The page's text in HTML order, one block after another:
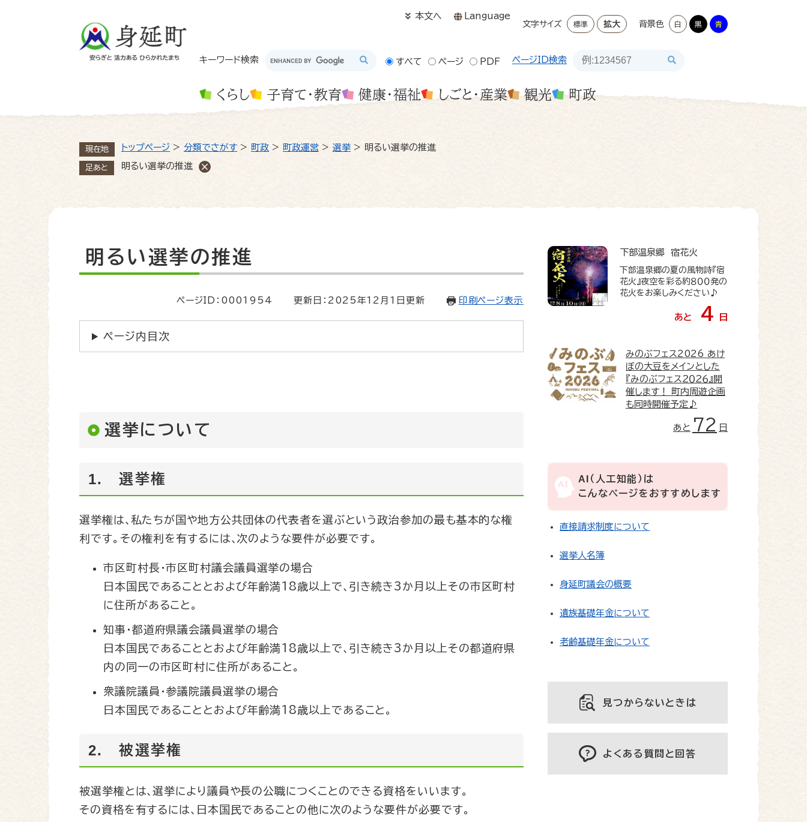
本文へ Language
文字サイズ 標準 拡大 背景色 白 黒 青
キーワード検索 すべて ページ PDF ページID検索
くらし 子育て・教育 健康・福祉 しごと・産業 観光 町政
現在地 トップページ > 分類でさがす > 町政 > 町政運営 > 選挙 > 明るい選挙の推進
足あと 明るい選挙の推進
本
文
明るい選挙の推進
ページID：0001954 更新日：2025年12月1日更新 印刷ページ表示
ページ内目次
選挙について
1. 選挙権
選挙権は､私たちが国や地方公共団体の代表者を選ぶという政治参加の最も基本的な権
利です。その権利を有するには､次のような要件が必要です。
市区町村長・市区町村議会議員選挙の場合
日本国民であることとおよび年齢満18歳以上で､引き続き3か月以上その市区町村
に住所があること。
知事・都道府県議会議員選挙の場合
日本国民であることとおよび年齢満18歳以上で､引き続き3か月以上その都道府県
内の同一の市区町村に住所があること。
衆議院議員・参議院議員選挙の場合
日本国民であることとおよび年齢満18歳以上であること。
2. 被選挙権
被選挙権とは､選挙により議員や長の公職につくことのできる資格をいいます。
その資格を有するには､日本国民であることの他に次のような要件が必要です。
下部温泉郷 宿花火
下部温泉郷の夏の風物詩『宿
花火』夜空を彩る約８００発の
花火をお楽しみください♪
あと 4 日
みのぶフェス2026 あけ
ぼの大豆をメインとした
『みのぶフェス２０２６』開
催します！ 町内周遊企画
も同時開催予定♪
あと 72 日
AI（人工知能）は
こんなページをおすすめします
直接請求制度について
選挙人名簿
身延町議会の概要
遺族基礎年金について
老齢基礎年金について
見つからないときは
よくある質問と回答